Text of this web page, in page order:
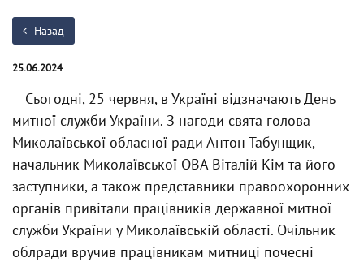
Назад
25.06.2024
Сьогодні, 25 червня, в Україні відзначають День
митної служби України. З нагоди свята голова
Миколаївської обласної ради Антон Табунщик,
начальник Миколаївської ОВА Віталій Кім та його
заступники, а також представники правоохоронних
органів привітали працівників державної митної
служби України у Миколаївській області. Очільник
облради вручив працівникам митниці почесні